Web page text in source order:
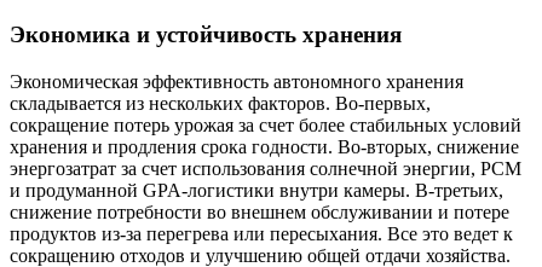
Экономика и устойчивость хранения
Экономическая эффективность автономного хранения
складывается из нескольких факторов. Во-первых,
сокращение потерь урожая за счет более стабильных условий
хранения и продления срока годности. Во-вторых, снижение
энергозатрат за счет использования солнечной энергии, PCM
и продуманной GPA-логистики внутри камеры. В-третьих,
снижение потребности во внешнем обслуживании и потере
продуктов из-за перегрева или пересыхания. Все это ведет к
сокращению отходов и улучшению общей отдачи хозяйства.